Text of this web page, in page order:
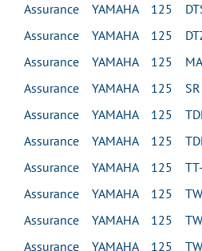
Assurance YAMAHA 125
Assurance YAMAHA 125 DTZ
Assurance YAMAHA 125
Assurance YAMAHA 125 SR
Assurance YAMAHA 125
Assurance YAMAHA 125
Assurance YAMAHA 125 TT-
Assurance YAMAHA 125 TW
Assurance YAMAHA 125 TW
Assurance YAMAHA 125 TW